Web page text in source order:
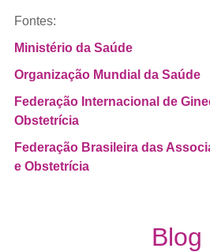
Fontes:
Ministério da Saúde
Organização Mundial da Saúde
Federação Internacional de
Obstetrícia
Federação Brasileira das
e Obstetrícia
Blog